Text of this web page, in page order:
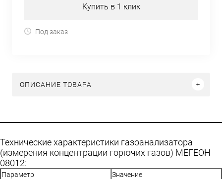
Купить в 1 клик
Под заказ
ОПИСАНИЕ ТОВАРА
Технические характеристики газоанализатора
(измерения концентрации горючих газов) МЕГЕОН
08012:
Параметр
Значение